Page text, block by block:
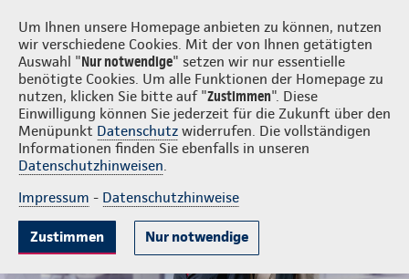
Um Ihnen unsere Homepage anbieten zu können, nutzen
wir verschiedene Cookies. Mit der von Ihnen getätigten
Auswahl "Nur notwendige" setzen wir nur essentielle
benötigte Cookies. Um alle Funktionen der Homepage zu
nutzen, klicken Sie bitte auf "Zustimmen". Diese
Einwilligung können Sie jederzeit für die Zukunft über den
Menüpunkt Datenschutz widerrufen. Die vollständigen
Informationen finden Sie ebenfalls in unseren
Datenschutzhinweisen.
Impressum - Datenschutzhinweise
Zustimmen Nur notwendige
Heike Bauske Login
Gute Gründe Tarife & Leistungen Wissenswertes Beratung &